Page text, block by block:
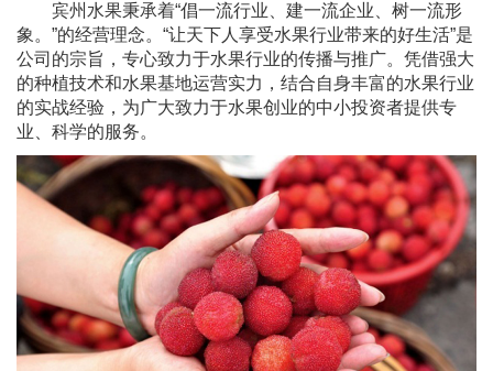
宾州水果秉承着“倡一流行业、建一流企业、树一流形
象。”的经营理念。“让天下人享受水果行业带来的好生活”是
公司的宗旨，专心致力于水果行业的传播与推广。凭借强大
的种植技术和水果基地运营实力，结合自身丰富的水果行业
的实战经验，为广大致力于水果创业的中小投资者提供专
业、科学的服务。